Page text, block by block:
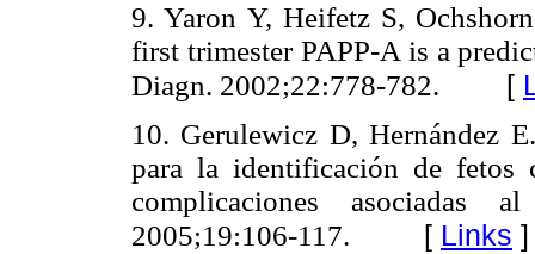
9. Yaron Y, Heifetz S,
first trimester PAPP-A is a
Diagn. 2002;22:778-782. [
10. Gerulewicz D, Hernández
para la identificación de fetos
complicaciones asociadas
2005;19:106-117.
[ Links ]